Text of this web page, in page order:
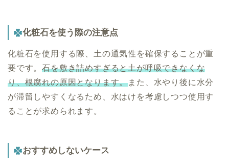
化粧石を使う際の注意点
化粧石を使用する際、土の通気性を確保することが重
要です。石を敷き詰めすぎると土が呼吸できなくな
り、根腐れの原因となります。また、水やり後に水分
が滞留しやすくなるため、水はけを考慮しつつ使用す
ることが求められます。
おすすめしないケース